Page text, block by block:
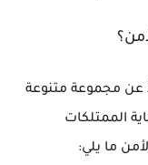
مجموعة متنوعة
الممتلكات
ما يلي: